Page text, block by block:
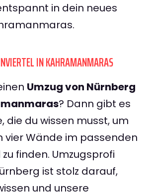
in dein neues
IN KAHRAMANMARAS
Umzug von Nürnberg
? Dann gibt es
die du wissen musst, um
vier Wände im passenden
finden. Umzugsprofi
ist stolz darauf,
und unsere